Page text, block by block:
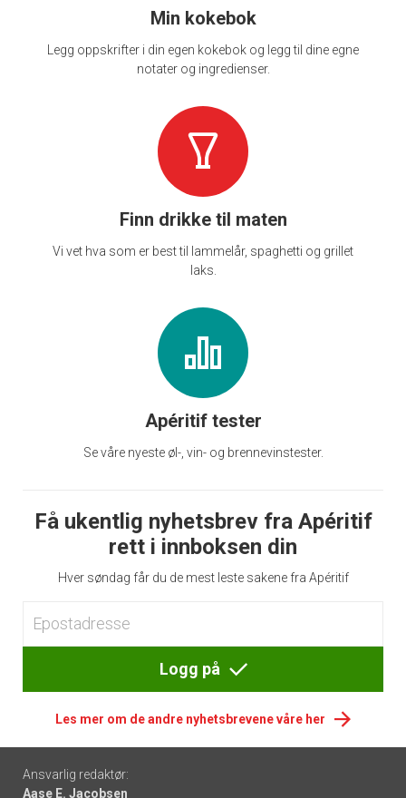
Min kokebok
Legg oppskrifter i din egen kokebok og legg til dine egne
notater og ingredienser.
Finn drikke til maten
Vi vet hva som er best til lammelår, spaghetti og grillet
laks.
Apéritif tester
Se våre nyeste øl-, vin- og brennevinstester.
Få ukentlig nyhetsbrev fra Apéritif
rett i innboksen din
Hver søndag får du de mest leste sakene fra Apéritif
Logg på
Les mer om de andre nyhetsbrevene våre her
Footer
Ansvarlig redaktør:
Aase E. Jacobsen